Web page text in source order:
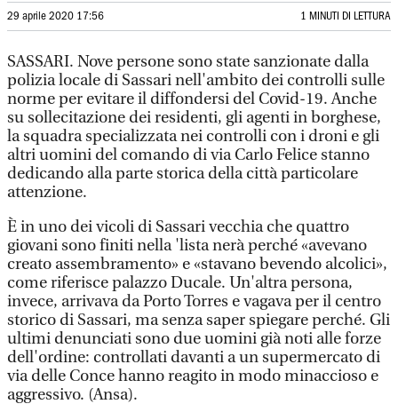
29 aprile 2020 17:56 1 MINUTI DI LETTURA
SASSARI. Nove persone sono state sanzionate dalla
polizia locale di Sassari nell'ambito dei controlli sulle
norme per evitare il diffondersi del Covid-19. Anche
su sollecitazione dei residenti, gli agenti in borghese,
la squadra specializzata nei controlli con i droni e gli
altri uomini del comando di via Carlo Felice stanno
dedicando alla parte storica della città particolare
attenzione.
È in uno dei vicoli di Sassari vecchia che quattro
giovani sono finiti nella 'lista nerà perché «avevano
creato assembramento» e «stavano bevendo alcolici»,
come riferisce palazzo Ducale. Un'altra persona,
invece, arrivava da Porto Torres e vagava per il centro
storico di Sassari, ma senza saper spiegare perché. Gli
ultimi denunciati sono due uomini già noti alle forze
dell'ordine: controllati davanti a un supermercato di
via delle Conce hanno reagito in modo minaccioso e
aggressivo. (Ansa).